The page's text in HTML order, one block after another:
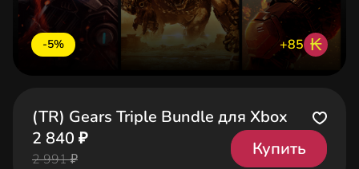
-5% +85 ₭
(TR) Gears Triple Bundle для Xbox
2 840 ₽
2 991 ₽
Купить